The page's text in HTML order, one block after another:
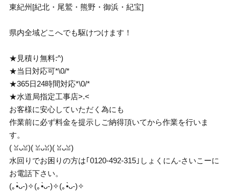
東紀州[紀北・尾鷲・熊野・御浜・紀宝]
県内全域どこへでも駆けつけます！
★見積り無料:^)
★当日対応可*\0/*
★365日24時間対応*\0/*
★水道局指定工事店>.<
お客様に安心していただく為にも
作業前に必ず料金を提示しご納得頂いてから作業を行いま
す。
( ꈍᴗꈍ)( ꈍᴗꈍ)( ꈍᴗꈍ)
水回りでお困りの方は｢0120-492-315｣しょくにん-さいこーに
お電話下さい。
(｡•̀ᴗ-)✧(｡•̀ᴗ-)✧(｡•̀ᴗ-)✧